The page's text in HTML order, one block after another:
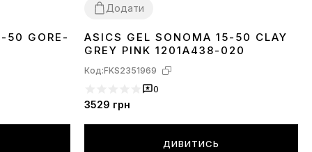
50 GORE-
Додати
37
ASICS GEL SONOMA 15-50 CLAY
GREY PINK 1201A438-020
Код:FKS2351969
0
3529 грн
ДИВИТИСЬ